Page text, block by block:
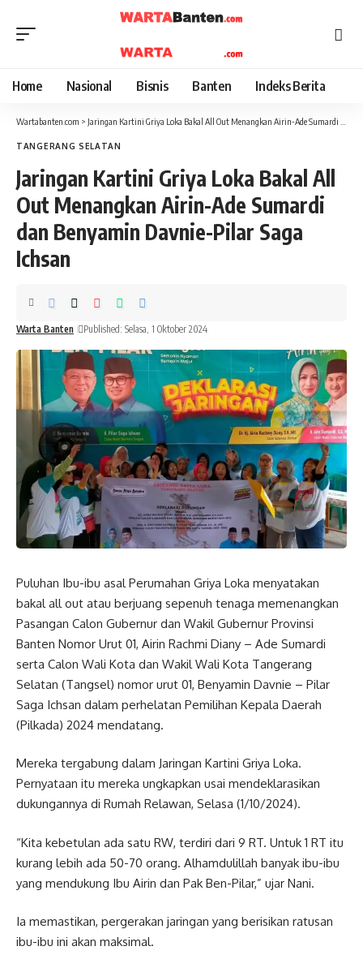
Home Nasional Bisnis Banten Indeks Berita
Wartabanten.com > Jaringan Kartini Griya Loka Bakal All Out Menangkan Airin-Ade Sumardi dan Benyamin Davnie-Pilar Saga Ichsan
TANGERANG SELATAN
Jaringan Kartini Griya Loka Bakal All
Out Menangkan Airin-Ade Sumardi
dan Benyamin Davnie-Pilar Saga
Ichsan
Warta Banten Published: Selasa, 1 Oktober 2024
Puluhan Ibu-ibu asal Perumahan Griya Loka menyatakan
bakal all out atau berjuang sepenuh tenaga memenangkan
Pasangan Calon Gubernur dan Wakil Gubernur Provinsi
Banten Nomor Urut 01, Airin Rachmi Diany – Ade Sumardi
serta Calon Wali Kota dan Wakil Wali Kota Tangerang
Selatan (Tangsel) nomor urut 01, Benyamin Davnie – Pilar
Saga Ichsan dalam perhelatan Pemilihan Kepala Daerah
(Pilkada) 2024 mendatang.
Mereka tergabung dalam Jaringan Kartini Griya Loka.
Pernyataan itu mereka ungkapkan usai mendeklarasikan
dukungannya di Rumah Relawan, Selasa (1/10/2024).
“Kita kebetulan ada satu RW, terdiri dari 9 RT. Untuk 1 RT itu
kurang lebih ada 50-70 orang. Alhamdulillah banyak ibu-ibu
yang mendukung Ibu Airin dan Pak Ben-Pilar,” ujar Nani.
Ia memastikan, pergerakan jaringan yang berisikan ratusan
ibu-ibu ini akan maksimal.